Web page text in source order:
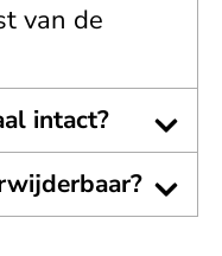
van de
intact?